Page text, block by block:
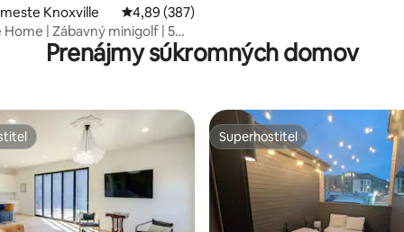
Knoxville Priemerné ohodnotenie 4,89 z 5, počet
4,89 (387)
Home | Zábavný minigolf | 5
Prenájmy súkromných domov
Superhostiteľ
Superhostiteľ